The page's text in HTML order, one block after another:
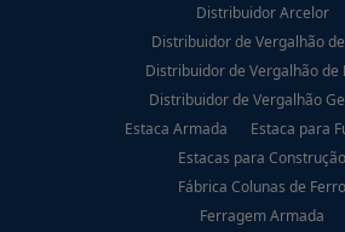
Distribuidor Arcelor
Distribuidor de Vergalhão
Distribuidor de Vergalhão de
Distribuidor de Vergalhão
Estaca Armada
Estaca para
Estacas para Construção
Fábrica Colunas de Ferro
Ferragem Armada